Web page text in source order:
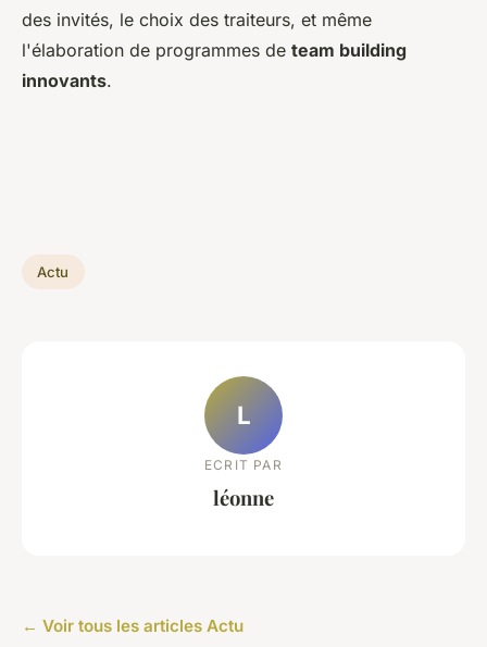
des invités, le choix des traiteurs, et même
l'élaboration de programmes de team building
innovants.
Actu
L
ECRIT PAR
léonne
← Voir tous les articles Actu